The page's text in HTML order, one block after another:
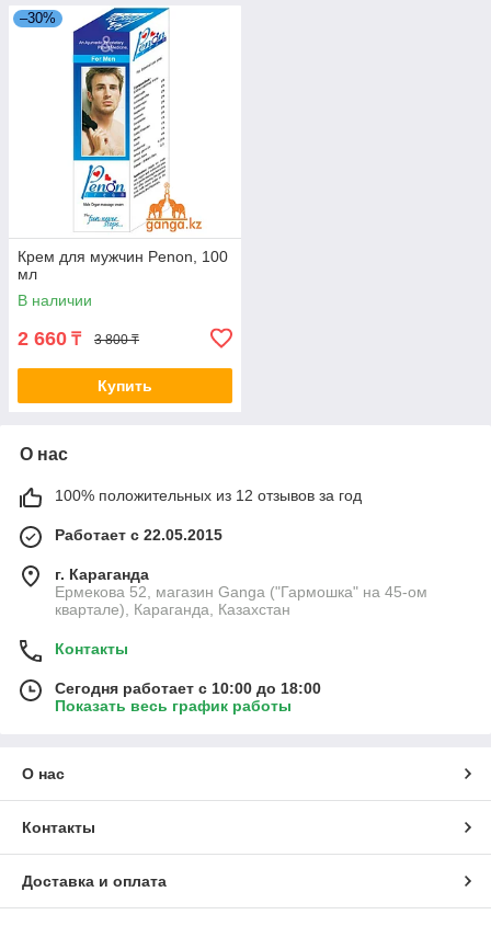
–30%
Крем для мужчин Penon, 100
мл
В наличии
2 660 ₸ 3 800 ₸
Купить
О нас
100% положительных из 12 отзывов за год
Работает с 22.05.2015
г. Караганда
Ермекова 52, магазин Ganga ("Гармошка" на 45-ом
квартале), Караганда, Казахстан
Контакты
Сегодня работает с 10:00 до 18:00
Показать весь график работы
О нас
Контакты
Доставка и оплата